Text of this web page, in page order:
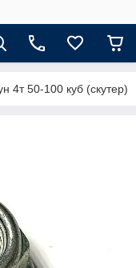
4т 50-100 куб (скутер)